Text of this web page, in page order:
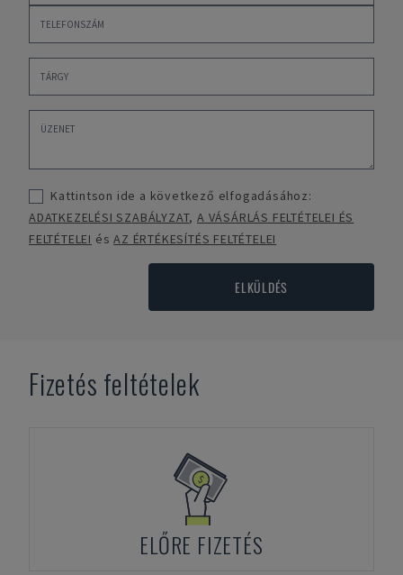
Kattintson ide a következő elfogadásához:
ADATKEZELÉSI SZABÁLYZAT,A VÁSÁRLÁS FELTÉTELEI ÉS
FELTÉTELEI ésAZ ÉRTÉKESÍTÉS FELTÉTELEI
ELKÜLDÉS
Fizetés feltételek
ELŐRE FIZETÉS